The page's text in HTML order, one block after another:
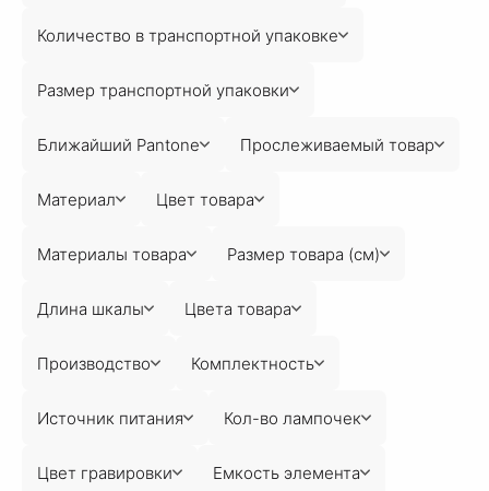
Количество в транспортной упаковке
Размер транспортной упаковки
Ближайший Pantone Прослеживаемый товар
Материал Цвет товара
Материалы товара Размер товара (см)
Длина шкалы Цвета товара
Производство Комплектность
Источник питания Кол-во лампочек
Цвет гравировки Емкость элемента